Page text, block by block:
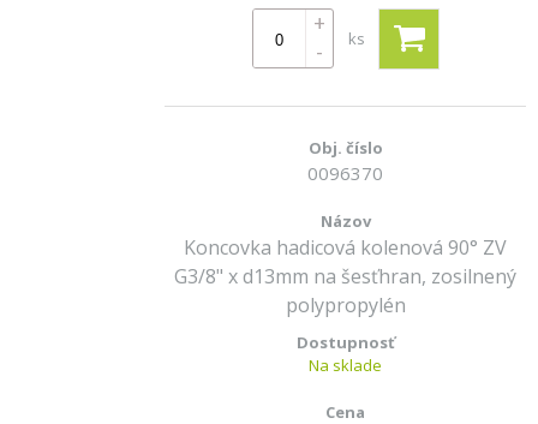
+
-
ks
0096370
Koncovka hadicová kolenová 90° ZV
G3/8" x d13mm na šesťhran, zosilnený
polypropylén
Na sklade